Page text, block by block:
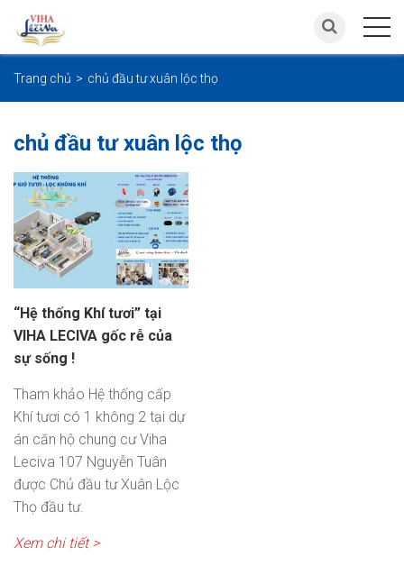
Trang chủ chủ đầu tư xuân lộc thọ
chủ đầu tư xuân lộc thọ
“Hệ thống Khí tươi” tại
VIHA LECIVA gốc rễ của
sự sống !
Tham khảo Hệ thống cấp
Khí tươi có 1 không 2 tại dự
án căn hộ chung cư Viha
Leciva 107 Nguyễn Tuân
được Chủ đầu tư Xuân Lộc
Thọ đầu tư.
Xem chi tiết >